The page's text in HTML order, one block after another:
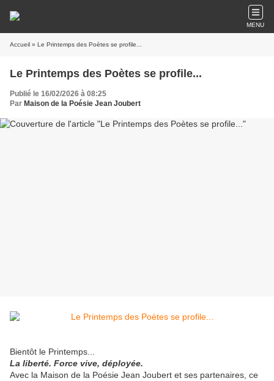
MENU
Accueil » Le Printemps des Poètes se profile...
Le Printemps des Poètes se profile...
Publié le 16/02/2026 à 08:25
Par Maison de la Poésie Jean Joubert
Bientôt le Printemps...
La liberté. Force vive, déployée.
Avec la Maison de la Poésie Jean Joubert et ses partenaires, ce